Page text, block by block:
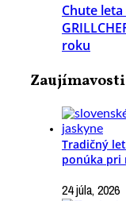
Chute
roku
Zaujímavosti
Tradičný
ponúka pri
24 júla, 2026